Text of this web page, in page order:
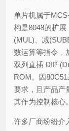
单片机属于
构是8048的扩
(MUL)、减
数运算等指令，
双列直插 DIP
ROM。因
要求，且产品产
其作为控制核心。
许多厂商纷纷介